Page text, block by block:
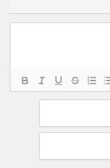
نام
ایمیل